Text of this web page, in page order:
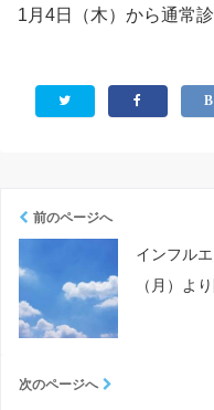
1月4日（木）から通常
前のページへ
インフル
（月）よ
次のページへ